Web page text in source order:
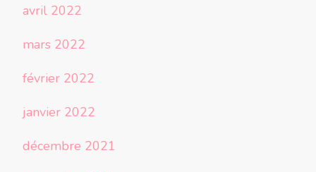
avril 2022
mars 2022
février 2022
janvier 2022
décembre 2021